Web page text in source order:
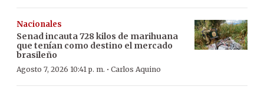
Nacionales
Senad incauta 728 kilos de marihuana
que tenían como destino el mercado
brasileño
Agosto 7, 2026 10:41 p. m. · Carlos Aquino